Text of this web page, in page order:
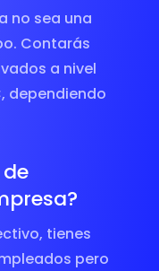
no sea una
Contarás
a nivel
dependiendo
tienes
pero